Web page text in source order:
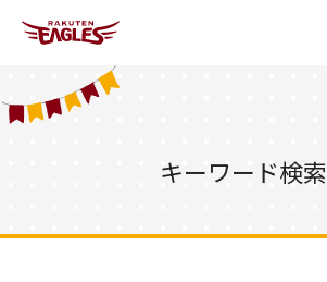
キーワード検索